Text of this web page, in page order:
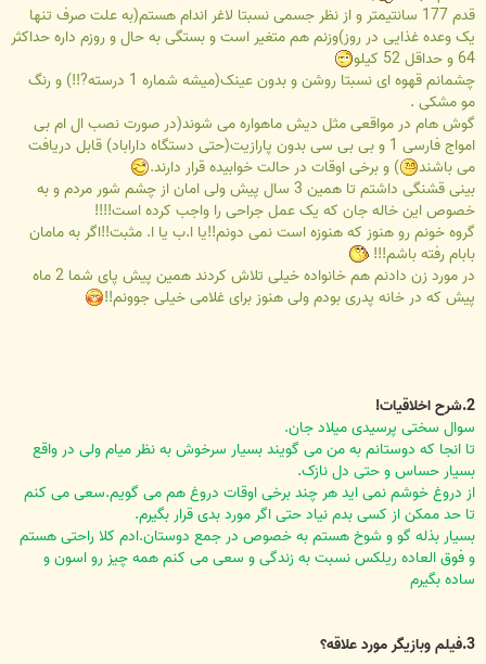
قدم 177 سانتیمتر و از نظر جسمی نسبتا لاغر اندام هستم(به علت صرف تنها
یک وعده غذایی در روز)وزنم هم متغیر است و بستگی به حال و روزم داره حداکثر
64 و حداقل 52 کیلو
چشمانم قهوه ای نسبتا روشن و بدون عینک(میشه شماره 1 درسته?!!) و رنگ
مو مشکی .
گوش هام در مواقعی مثل دیش ماهواره می شوند(در صورت نصب ال ام بی
امواج فارسی 1 و بی بی سی بدون پارازیت(حتی دستگاه داراباد) قابل دریافت
می باشند
) و برخی اوقات در حالت خوابیده قرار دارند.
بینی قشنگی داشتم تا همین 3 سال پیش ولی امان از چشم شور مردم و به
خصوص این خاله جان که یک عمل جراحی را واجب کرده است!!!!
گروه خونم رو هنوز که هنوزه است نمی دونم!!یا ا.ب یا ا. مثبت!!اگر به مامان
بابام رفته باشم!!!
در مورد زن دادنم هم خانواده خیلی تلاش کردند همین پیش پای شما 2 ماه
پیش که در خانه پدری بودم ولی هنوز برای غلامی خیلی جوونم!!
2.شرح اخلاقیات!
سوال سختی پرسیدی میلاد جان.
تا انجا که دوستانم به من می گویند بسیار سرخوش به نظر میام ولی در واقع
بسیار حساس و حتی دل نازک.
از دروغ خوشم نمی اید هر چند برخی اوقات دروغ هم می گویم.سعی می کنم
تا حد ممکن از کسی بدم نیاد حتی اگر مورد بدی قرار بگیرم.
بسیار بذله گو و شوخ هستم به خصوص در جمع دوستان.ادم کلا راحتی هستم
و فوق العاده ریلکس نسبت به زندگی و سعی می کنم همه چیز رو اسون و
ساده بگیرم
3.فیلم وبازیگر مورد علاقه؟